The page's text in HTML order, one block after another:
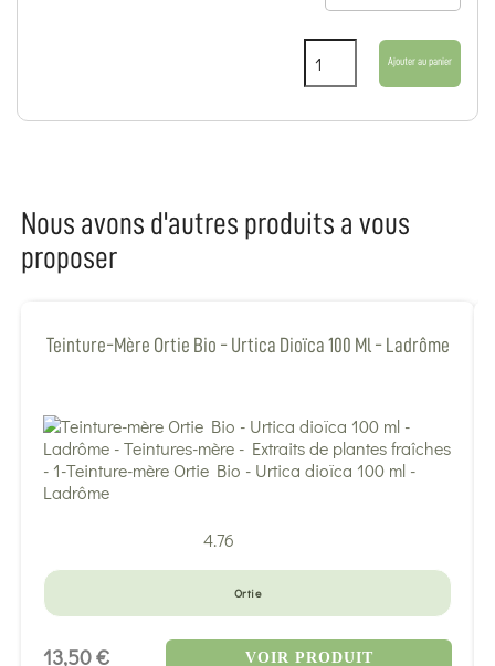
Ajouter au panier
Nous avons d'autres produits a vous
proposer
Teinture-Mère Ortie Bio - Urtica Dioïca 100 Ml - Ladrôme
4.76
Ortie
13,50 € VOIR PRODUIT